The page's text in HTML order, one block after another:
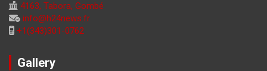
4163, Tabora, Gombé
info@h24news.fr
+1(343)301-0762
Gallery